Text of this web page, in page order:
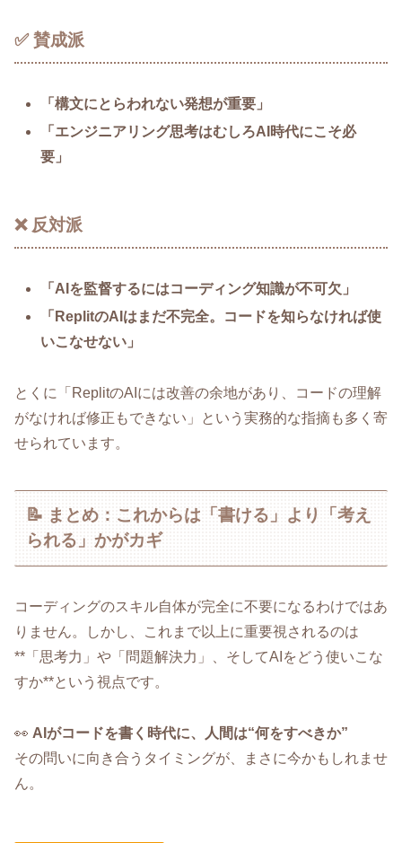
✅ 賛成派
「構文にとらわれない発想が重要」
「エンジニアリング思考はむしろAI時代にこそ必
要」
❌ 反対派
「AIを監督するにはコーディング知識が不可欠」
「ReplitのAIはまだ不完全。コードを知らなければ使
いこなせない」
とくに「ReplitのAIには改善の余地があり、コードの理解
がなければ修正もできない」という実務的な指摘も多く寄
せられています。
📝 まとめ：これからは「書ける」より「考え
られる」かがカギ
コーディングのスキル自体が完全に不要になるわけではあ
りません。しかし、これまで以上に重要視されるのは
**「思考力」や「問題解決力」、そしてAIをどう使いこな
すか**という視点です。
👀 AIがコードを書く時代に、人間は“何をすべきか”
その問いに向き合うタイミングが、まさに今かもしれませ
ん。